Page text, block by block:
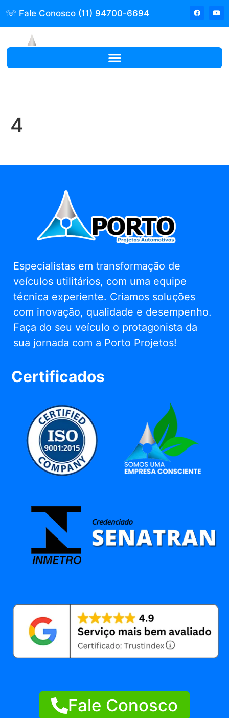
☏ Fale Conosco (11) 94700-6694
4
Especialistas em transformação de
veículos utilitários, com uma equipe
técnica experiente. Criamos soluções
com inovação, qualidade e desempenho.
Faça do seu veículo o protagonista da
sua jornada com a Porto Projetos!
Certificados
Fale Conosco